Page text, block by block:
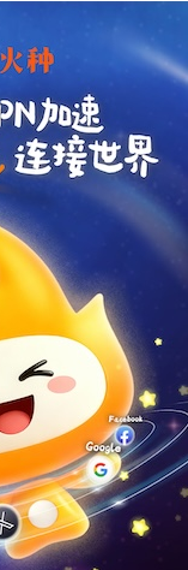
支持
支持[0] 反对[0]
支持[0] 反对[0]
器
八戒看书
速
CC加速器